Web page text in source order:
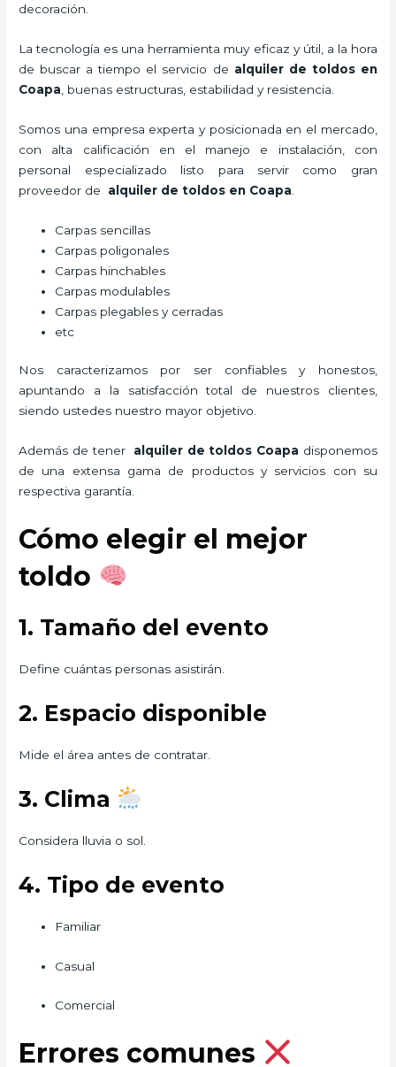
decoración.
La tecnología es una herramienta muy eficaz y útil, a la hora
de buscar a tiempo el servicio de alquiler de toldos en
Coapa , buenas estructuras, estabilidad y resistencia.
Somos una empresa experta y posicionada en el mercado,
con alta calificación en el manejo e instalación, con
personal especializado listo para servir como gran
proveedor de alquiler de toldos en Coapa
Carpas sencillas
Carpas poligonales
Carpas hinchables
Carpas modulables
Carpas plegables y cerradas
etc
Nos caracterizamos por ser confiables y honestos,
apuntando a la satisfacción total de nuestros clientes,
siendo ustedes nuestro mayor objetivo.
Además de tener alquiler de toldos Coapa disponemos
de una extensa gama de productos y servicios con su
respectiva garantía.
Cómo elegir el mejor
toldo
1. Tamaño del evento
Define cuántas personas asistirán.
2. Espacio disponible
Mide el área antes de contratar.
3. Clima
Considera lluvia o sol.
4. Tipo de evento
Familiar
Casual
Comercial
Errores comunes